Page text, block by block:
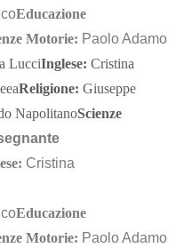
Educazione
Motorie: Paolo Adamo
LucciInglese: Cristina
Religione: Giuseppe
NapolitanoScienze
Cristina
Educazione
Motorie: Paolo Adamo